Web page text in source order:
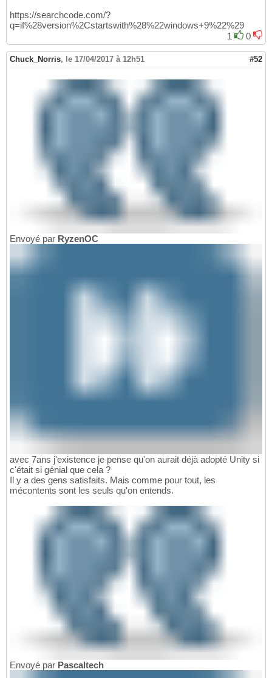
https://searchcode.com/?
q=if%28version%2Cstartswith%28%22windows+9%22%29
1
0
Chuck_Norris, le 17/04/2017 à 12h51 #52
Envoyé par RyzenOC
avec 7ans j'existence je pense qu'on aurait déjà adopté Unity si
c'était si génial que cela ?
Il y a des gens satisfaits. Mais comme pour tout, les
mécontents sont les seuls qu'on entends.
Envoyé par Pascaltech